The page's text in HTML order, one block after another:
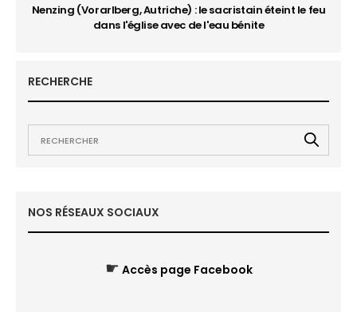
Nenzing (Vorarlberg, Autriche) : le sacristain éteint le feu
dans l'église avec de l'eau bénite
RECHERCHE
NOS RÉSEAUX SOCIAUX
☛ Accès page Facebook